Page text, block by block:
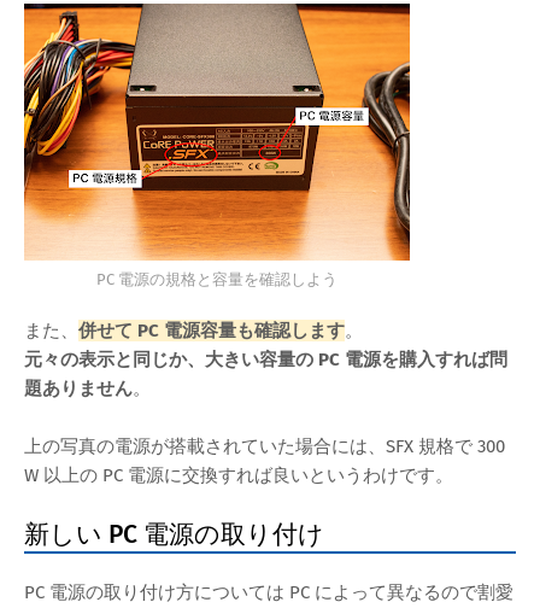
PC 電源の規格と容量を確認しよう
また、 併せて PC 電源容量も確認します。
元々の表示と同じか、大きい容量の PC 電源を購入すれば問
題ありません。
上の写真の電源が搭載されていた場合には、SFX 規格で 300
W 以上の PC 電源に交換すれば良いというわけです。
新しい PC 電源の取り付け
PC 電源の取り付け方については PC によって異なるので割愛